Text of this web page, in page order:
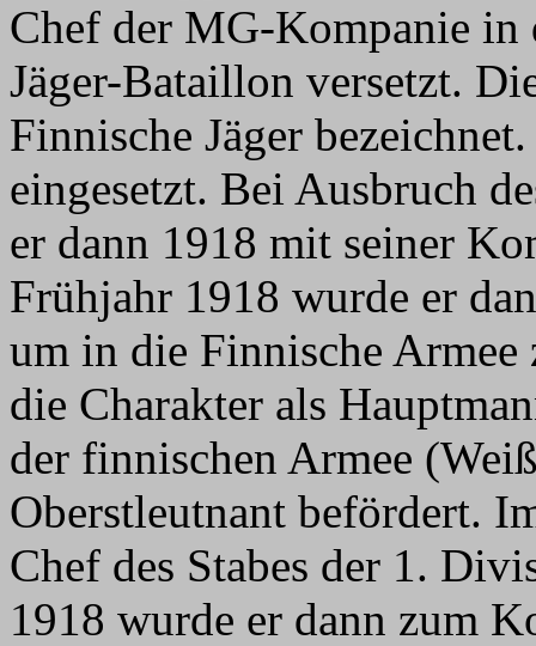
Chef der MG-Kompanie in
Jäger-Bataillon versetzt.
Finnische Jäger
eingesetzt. Bei Ausbruch
er dann 1918 mit seiner
Frühjahr 1918 wurde er
um in die Finnische
die Charakter als
der finnischen Armee
Oberstleutnant befördert.
Chef des Stabes der 1.
1918 wurde er dann zum